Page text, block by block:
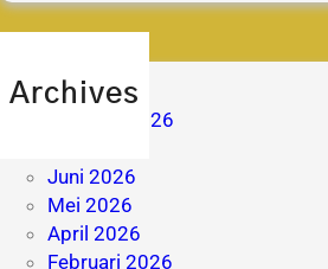
Archives
Agustus 2026
Juni 2026
Mei 2026
April 2026
Februari 2026